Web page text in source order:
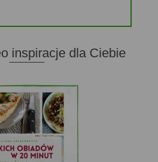
inspiracje dla Ciebie